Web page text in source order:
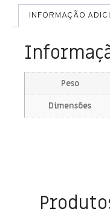
INFORMAÇÃO
Peso
Dimensões